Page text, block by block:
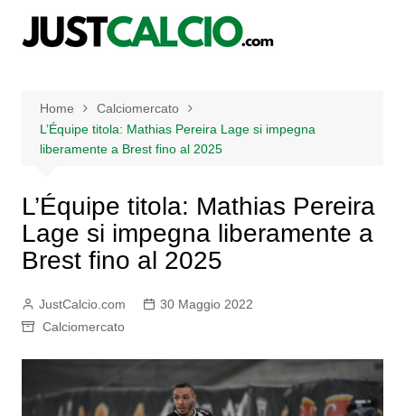
Home
Calciomercato
L’Équipe titola: Mathias Pereira Lage si impegna
liberamente a Brest fino al 2025
L’Équipe titola: Mathias Pereira
Lage si impegna liberamente a
Brest fino al 2025
JustCalcio.com
30 Maggio 2022
Calciomercato